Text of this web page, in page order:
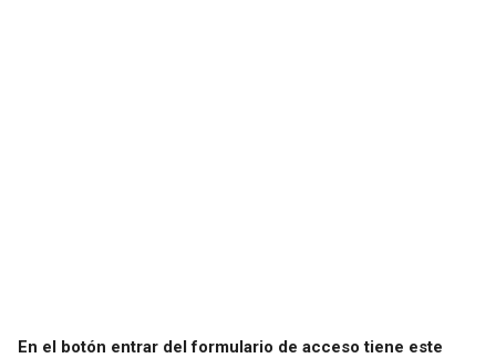
En el botón entrar del formulario de acceso tiene este